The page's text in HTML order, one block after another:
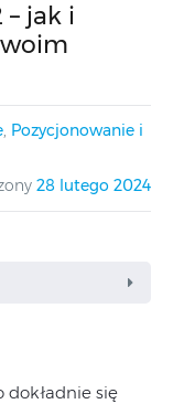
jak i
, Pozycjonowanie i
28 lutego 2024
dokładnie się